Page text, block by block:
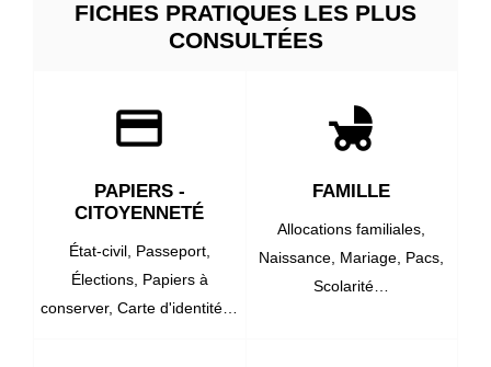
FICHES PRATIQUES LES PLUS
CONSULTÉES
credit_card
PAPIERS -
CITOYENNETÉ
État-civil, Passeport,
Élections, Papiers à
conserver,Carte d'identité…
child_friendly
FAMILLE
Allocations familiales,
Naissance, Mariage, Pacs,
Scolarité…